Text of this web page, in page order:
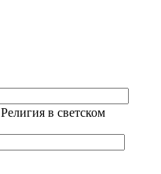
Религия в светском